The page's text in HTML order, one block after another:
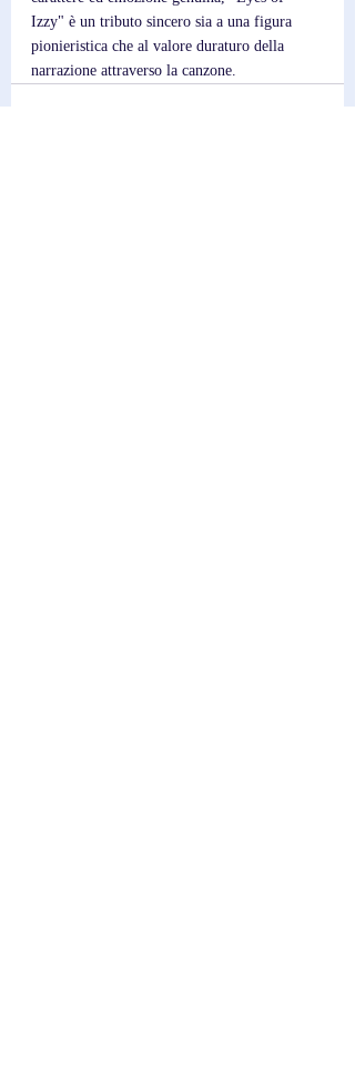
Izzy" è un tributo sincero sia a una figura
pionieristica che al valore duraturo della
narrazione attraverso la canzone.